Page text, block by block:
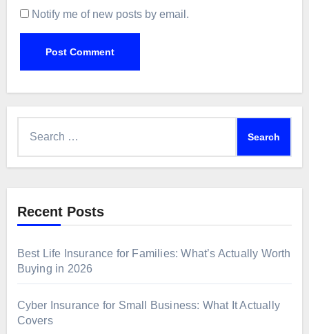
Notify me of new posts by email.
Recent Posts
Best Life Insurance for Families: What’s Actually Worth
Buying in 2026
Cyber Insurance for Small Business: What It Actually
Covers